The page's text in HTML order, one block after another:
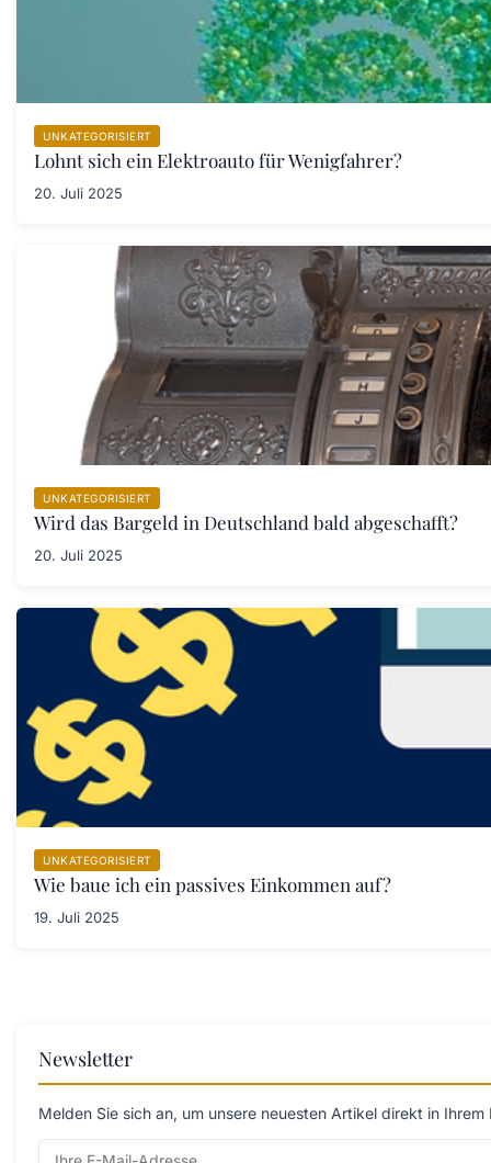
UNKATEGORISIERT
Lohnt sich ein Elektroauto für Wenigfahrer?
20. Juli 2025
UNKATEGORISIERT
Wird das Bargeld in Deutschland bald abgeschafft?
20. Juli 2025
UNKATEGORISIERT
Wie baue ich ein passives Einkommen auf?
19. Juli 2025
Newsletter
Melden Sie sich an, um unsere neuesten Artikel direkt in